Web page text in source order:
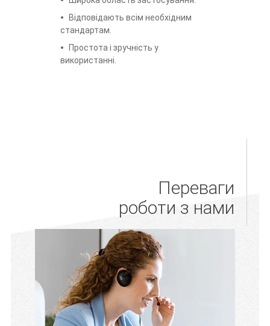
Відповідають всім необхідним
стандартам.
Простота і зручність у
використанні.
Переваги
роботи з нами